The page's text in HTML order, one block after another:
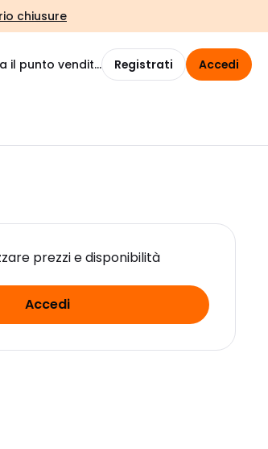
chiusure
il punto vendita Registrati Accedi
prezzi e disponibilità
Accedi